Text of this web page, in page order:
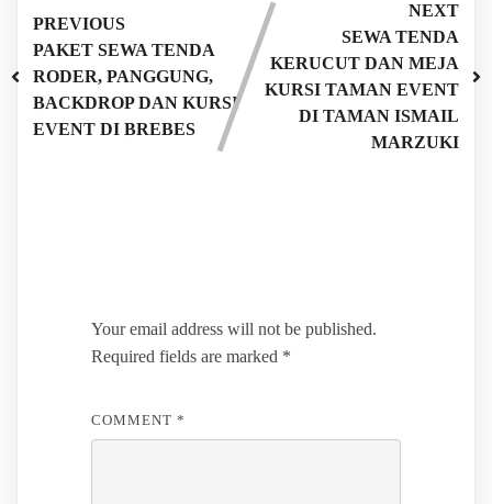
PREVIOUS
PAKET SEWA TENDA
RODER, PANGGUNG,
BACKDROP DAN KURSI
EVENT DI BREBES
NEXT
SEWA TENDA
KERUCUT DAN MEJA
KURSI TAMAN EVENT
DI TAMAN ISMAIL
MARZUKI
Your email address will not be published.
Required fields are marked *
COMMENT *